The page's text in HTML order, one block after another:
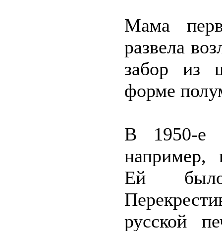
Мама
развела
забор из
форме
В 1950-е
например,
Ей
русской